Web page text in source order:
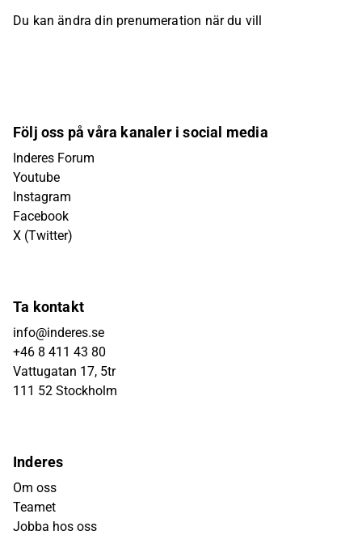
Du kan ändra din prenumeration när du vill
Följ oss på våra kanaler i social media
Inderes Forum
Youtube
Instagram
Facebook
X (Twitter)
Ta kontakt
info@inderes.se
+46 8 411 43 80
Vattugatan 17, 5tr
111 52 Stockholm
Inderes
Om oss
Teamet
Jobba hos oss